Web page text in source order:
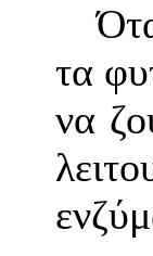
τα
να